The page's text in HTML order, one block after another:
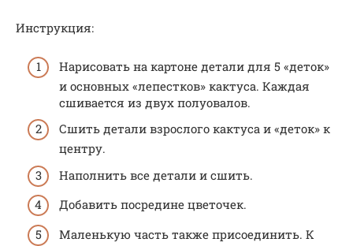
Инструкция:
Нарисовать на картоне детали для 5 «деток»
и основных «лепестков» кактуса. Каждая
сшивается из двух полуовалов.
Сшить детали взрослого кактуса и «деток» к
центру.
Наполнить все детали и сшить.
Добавить посредине цветочек.
Маленькую часть также присоединить. К